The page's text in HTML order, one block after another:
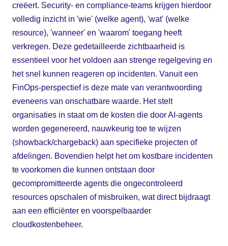
creëert. Security- en compliance-teams krijgen hierdoor
volledig inzicht in 'wie' (welke agent), 'wat' (welke
resource), 'wanneer' en 'waarom' toegang heeft
verkregen. Deze gedetailleerde zichtbaarheid is
essentieel voor het voldoen aan strenge regelgeving en
het snel kunnen reageren op incidenten. Vanuit een
FinOps-perspectief is deze mate van verantwoording
eveneens van onschatbare waarde. Het stelt
organisaties in staat om de kosten die door AI-agents
worden gegenereerd, nauwkeurig toe te wijzen
(showback/chargeback) aan specifieke projecten of
afdelingen. Bovendien helpt het om kostbare incidenten
te voorkomen die kunnen ontstaan door
gecompromitteerde agents die ongecontroleerd
resources opschalen of misbruiken, wat direct bijdraagt
aan een efficiënter en voorspelbaarder
cloudkostenbeheer.